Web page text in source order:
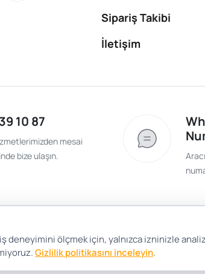
Sipariş Takibi
İletişim
10 87
mesai
bize ulaşın.
deneyimini ölçmek için, yalnızca izninizle
Gizlilik politikasını inceleyin.